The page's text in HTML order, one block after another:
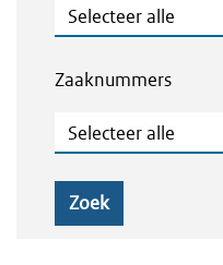
Ministeries
Zaaknummers
Zaaknummers
Zoek